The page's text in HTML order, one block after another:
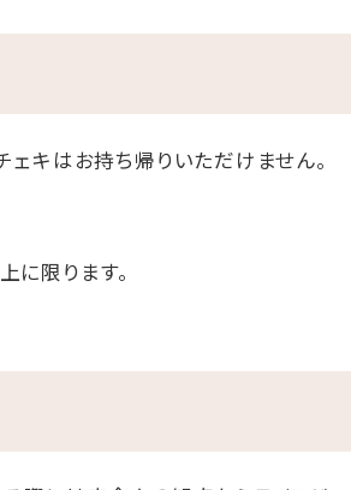
ェキはお持ち帰りいただけません。
限ります。